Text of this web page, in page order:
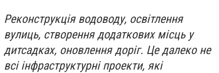
Реконструкція водоводу, освітлення
вулиць, створення додаткових місць у
дитсадках, оновлення доріг. Це далеко не
всі інфраструктурні проекти, які